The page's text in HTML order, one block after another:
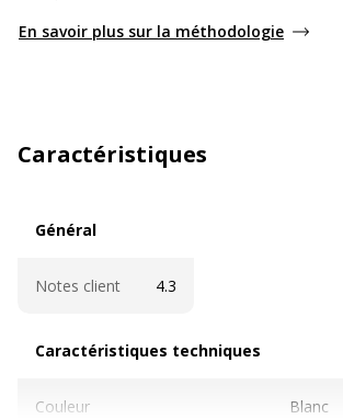
En savoir plus sur la méthodologie
Caractéristiques
Général
Notes client 4.3
Caractéristiques techniques
Couleur Blanc